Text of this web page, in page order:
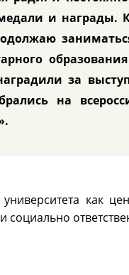
и награды.
за
на
как